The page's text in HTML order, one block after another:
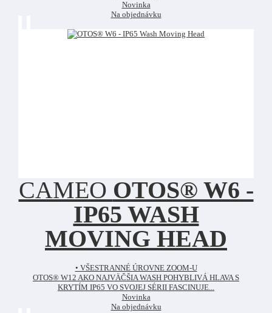
Novinka
Na objednávku
CAMEO OTOS® W6 -
IP65 WASH
MOVING HEAD
• VŠESTRANNÉ ÚROVNE ZOOM-U
OTOS® W12 AKO NAJVÄČŠIA WASH POHYBLIVÁ HLAVA S
KRYTÍM IP65 VO SVOJEJ SÉRII FASCINUJE...
Novinka
Na objednávku